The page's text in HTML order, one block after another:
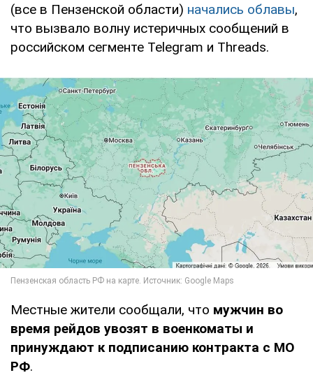
(все в Пензенской области) начались облавы,
что вызвало волну истеричных сообщений в
российском сегменте Telegram и Threads.
Местные жители сообщали, что мужчин во
время рейдов увозят в военкоматы и
принуждают к подписанию контракта с МО
РФ.